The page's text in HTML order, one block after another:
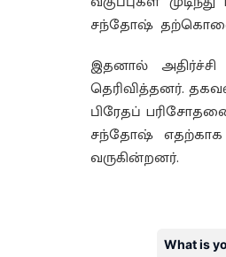
சந்தோஷ் தற்கொலை
இதனால்
தெரிவித்தனர்.
பிரேதப்
சந்தோஷ் எதற்காக
வருகின்றனர்.